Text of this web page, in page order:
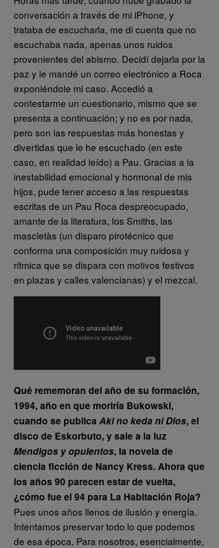
conversación a través de mi iPhone, y
trataba de escucharla, me di cuenta que no
escuchaba nada, apenas unos ruidos
provenientes del abismo. Decidí dejarla por la
paz y le mandé un correo electrónico a Roca
exponiéndole mi caso. Accedió a
contestarme un cuestionario, mismo que se
presenta a continuación; y no es por nada,
pero son las respuestas más honestas y
divertidas que le he escuchado (en este
caso, en realidad leído) a Pau. Gracias a la
inestabilidad emocional y hormonal de mis
hijos, pude tener acceso a las respuestas
escritas de un Pau Roca despreocupado,
amante de la literatura, los Smiths, las
mascletàs (un disparo pirotécnico que
conforma una composición muy ruidosa y
rítmica que se dispara con motivos festivos
en plazas y calles valencianas) y el mezcal.
Qué rememoran del año de su formación,
1994, año en que moriría Bukowski,
cuando se publica Aki no keda ni Dios, el
disco de Eskorbuto, y sale a la luz
Mendigos y opulentos, la novela de
ciencia ficción de Nancy Kress. Ahora que
los años 90 parecen estar de vuelta,
¿cómo fue el 94 para La Habitación Roja?
Pues unos años llenos de ilusión y energía.
Intentamos preservar todo lo que podemos
de esa época. Para nosotros, esencialmente,